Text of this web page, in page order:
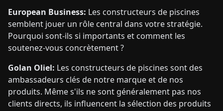
European Business: Les constructeurs de piscines
semblent jouer un rôle central dans votre stratégie.
Pourquoi sont-ils si importants et comment les
soutenez-vous concrètement ?
Golan Oliel: Les constructeurs de piscines sont des
ambassadeurs clés de notre marque et de nos
produits. Même s'ils ne sont généralement pas nos
clients directs, ils influencent la sélection des produits